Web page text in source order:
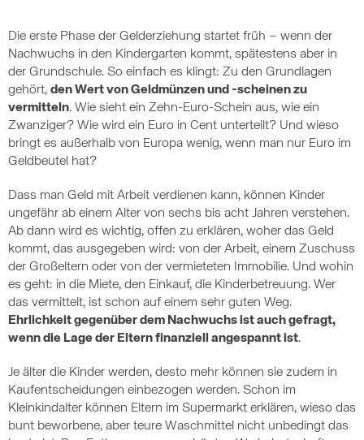
Die erste Phase der Gelderziehung startet früh – wenn der
Nachwuchs in den Kindergarten kommt, spätestens aber in
der Grundschule. So einfach es klingt: Zu den Grundlagen
gehört, den Wert von Geldmünzen und -scheinen zu
vermitteln. Wie sieht ein Zehn-Euro-Schein aus, wie ein
Zwanziger? Wie wird ein Euro in Cent unterteilt? Und wieso
bringt es außerhalb von Europa wenig, wenn man nur Euro im
Geldbeutel hat?
Dass man Geld mit Arbeit verdienen kann, können Kinder
ungefähr ab einem Alter von sechs bis acht Jahren verstehen.
Ab dann wird es wichtig, offen zu erklären, woher das Geld
kommt, das ausgegeben wird: von der Arbeit, einem Zuschuss
der Großeltern oder von der vermieteten Immobilie. Und wohin
es geht: in die Miete, den Einkauf, die Kinderbetreuung. Wer
das vermittelt, ist schon auf einem sehr guten Weg.
Ehrlichkeit gegenüber dem Nachwuchs ist auch gefragt,
wenn die Lage der Eltern finanziell angespannt ist.
Je älter die Kinder werden, desto mehr können sie zudem in
Kaufentscheidungen einbezogen werden. Schon im
Kleinkindalter können Eltern im Supermarkt erklären, wieso das
bunt beworbene, aber teure Waschmittel nicht unbedingt das